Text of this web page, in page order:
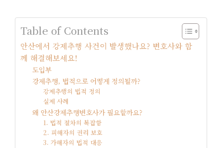
Table of Contents
안산에서 강제추행 사건이 발생했나요? 변호사와 함
께 해결해보세요!
도입부
강제추행, 법적으로 어떻게 정의될까?
강제추행의 법적 정의
실제 사례
왜 안산강제추행변호사가 필요할까요?
1. 법적 절차의 복잡함
2. 피해자의 권리 보호
3. 가해자의 법적 대응